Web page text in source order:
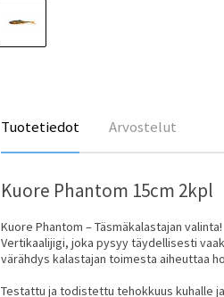
Tuotetiedot Arvostelut
Kuore Phantom 15cm 2kpl
Kuore Phantom – Täsmäkalastajan valinta!
Vertikaalijigi, joka pysyy täydellisesti
värähdys kalastajan toimesta aiheuttaa
Testattu ja todistettu tehokkuus kuhalle